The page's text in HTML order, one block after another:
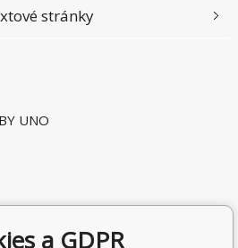
UNO
stránky
a GDPR